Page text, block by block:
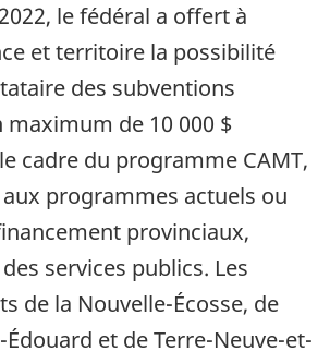
le fédéral a offert à
et territoire la possibilité
des subventions
maximum de 10 000 $
cadre du programme CAMT,
programmes actuels ou
provinciaux,
services publics. Les
de la Nouvelle-Écosse, de
Édouard et de Terre-Neuve-et-